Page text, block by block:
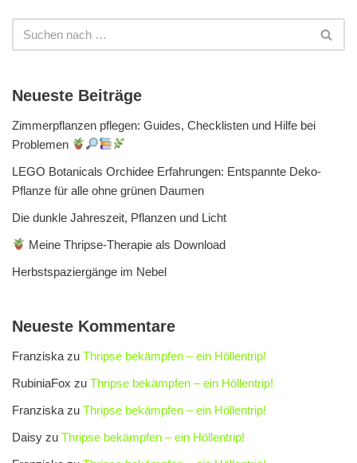
Neueste Beiträge
Zimmerpflanzen pflegen: Guides, Checklisten und Hilfe bei
Problemen
LEGO Botanicals Orchidee Erfahrungen: Entspannte Deko-
Pflanze für alle ohne grünen Daumen
Die dunkle Jahreszeit, Pflanzen und Licht
Meine Thripse-Therapie als Download
Herbstspaziergänge im Nebel
Neueste Kommentare
Franziska zu Thripse bekämpfen – ein Höllentrip!
RubiniaFox zu Thripse bekämpfen – ein Höllentrip!
Franziska zu Thripse bekämpfen – ein Höllentrip!
Daisy zu Thripse bekämpfen – ein Höllentrip!